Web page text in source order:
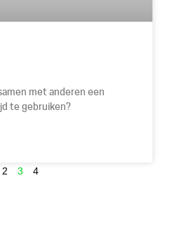
met anderen een
te gebruiken?
2 3 4